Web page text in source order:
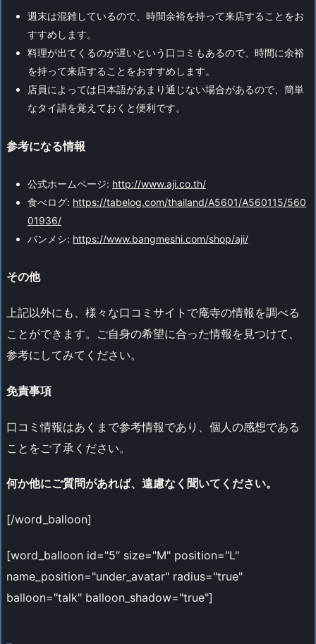
週末は混雑しているので、時間余裕を持って来店することをお
すすめします。
料理が出てくるのが遅いという口コミもあるので、時間に余裕
を持って来店することをおすすめします。
店員によっては日本語があまり通じない場合があるので、簡単
なタイ語を覚えておくと便利です。
参考になる情報
公式ホームページ: http://www.aji.co.th/
食べログ: https://tabelog.com/thailand/A5601/A560115/560
01936/
バンメシ: https://www.bangmeshi.com/shop/aji/
その他
上記以外にも、様々な口コミサイトで庵寺の情報を調べる
ことができます。ご自身の希望に合った情報を見つけて、
参考にしてみてください。
免責事項
口コミ情報はあくまで参考情報であり、個人の感想である
ことをご了承ください。
何か他にご質問があれば、遠慮なく聞いてください。
[/word_balloon]
[word_balloon id="5″ size="M" position="L"
name_position="under_avatar" radius="true"
balloon="talk" balloon_shadow="true"]